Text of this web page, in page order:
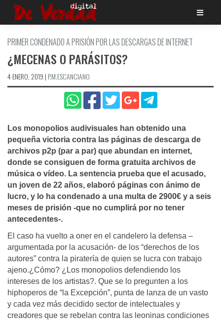
Saltar
PRIMER CONDENADO A PRISIÓN POR LAS DESCARGAS DE INTERNET
¿MECENAS O PARÁSITOS?
4 ENERO, 2019 | P.M.ESCANCIANO
Los monopolios audivisuales han obtenido una
pequeña victoria contra las páginas de descarga de
archivos p2p (par a par) que abundan en internet,
donde se consiguen de forma gratuita archivos de
música o ví­deo. La sentencia prueba que el acusado,
un joven de 22 años, elaboró páginas con ánimo de
lucro, y lo ha condenado a una multa de 2900€ y a seis
meses de prisión -que no cumplirá por no tener
antecedentes-.
El caso ha vuelto a oner en el candelero la defensa –
argumentada por la acusación- de los “derechos de los
autores” contra la piratería de quien se lucra con trabajo
ajeno.¿Cómo? ¿Los monopolios defendiendo los
intereses de los artistas?. Que se lo pregunten a los
hiphoperos de “la Excepción”, punta de lanza de un vasto
y cada vez más decidido sector de intelectuales y
creadores que se rebelan contra las leoninas condiciones